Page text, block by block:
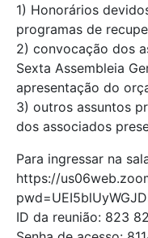
1) Honorários
programas de
2) convocação dos
Sexta Assembleia
apresentação do
3) outros assuntos
dos associados
Para ingressar na
https://
ID da reunião: 823